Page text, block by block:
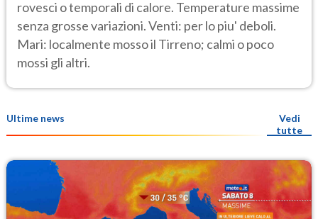
rovesci o temporali di calore. Temperature massime
senza grosse variazioni. Venti: per lo piu' deboli.
Mari: localmente mosso il Tirreno; calmi o poco
mossi gli altri.
Ultime news
Vedi
tutte